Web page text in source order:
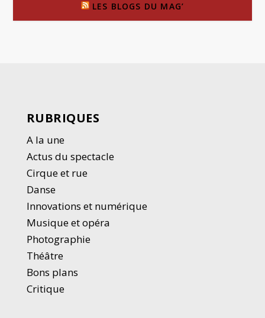
LES BLOGS DU MAG’
RUBRIQUES
A la une
Actus du spectacle
Cirque et rue
Danse
Innovations et numérique
Musique et opéra
Photographie
Théâtre
Bons plans
Critique